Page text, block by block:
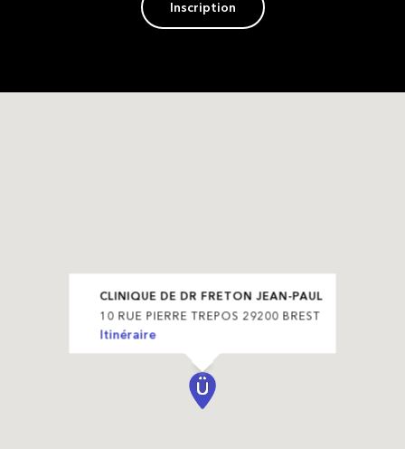
Inscription
CLINIQUE DE DR FRETON JEAN-PAUL
10 RUE PIERRE TREPOS 29200 BREST
Itinéraire